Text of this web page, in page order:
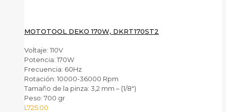
MOTOTOOL DEKO 170W, DKRT170ST2
Voltaje: 110V
Potencia: 170W
Frecuencia: 60Hz
Rotación: 10000-36000 Rpm
Tamaño de la pinza: 3,2 mm – (1/8″)
Peso: 700 gr
L 725.00